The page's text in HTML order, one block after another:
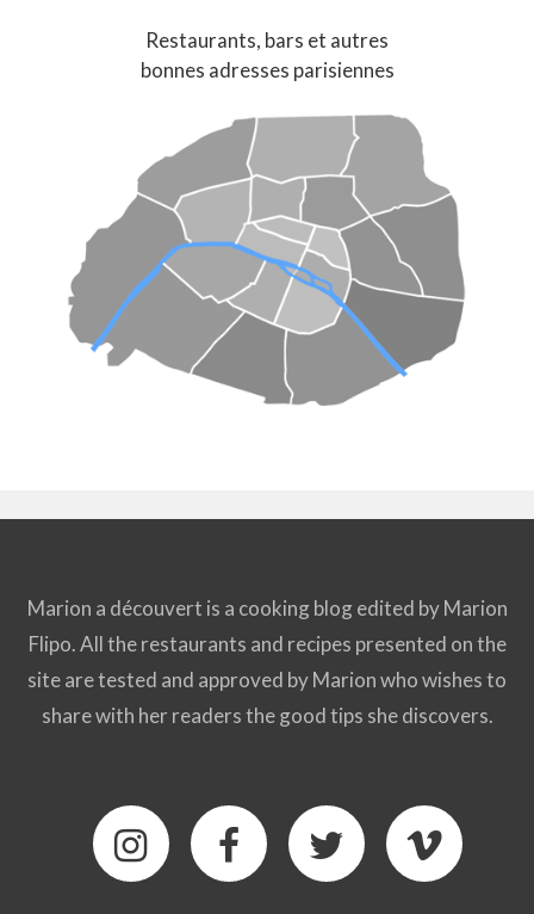
Restaurants, bars et autres
bonnes adresses parisiennes
Marion a découvert is a cooking blog edited by Marion
Flipo. All the restaurants and recipes presented on the
site are tested and approved by Marion who wishes to
share with her readers the good tips she discovers.